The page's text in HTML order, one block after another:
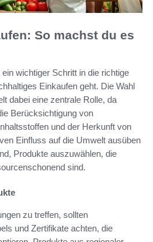
So machst du es
wichtiger Schritt in die richtige
Einkaufen geht. Die Wahl
dabei eine zentrale Rolle, da
Berücksichtigung von
und der Herkunft von
Einfluss auf die Umwelt ausüben
Produkte auszuwählen, die
sind.
zu treffen, sollten
und Zertifikate achten, die